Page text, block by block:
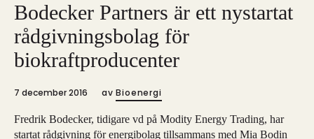
Bodecker Partners är ett nystartat
rådgivningsbolag för
biokraftproducenter
7 december 2016 av Bioenergi
Fredrik Bodecker, tidigare vd på Modity Energy Trading, har
startat rådgivning för energibolag tillsammans med Mia Bodin